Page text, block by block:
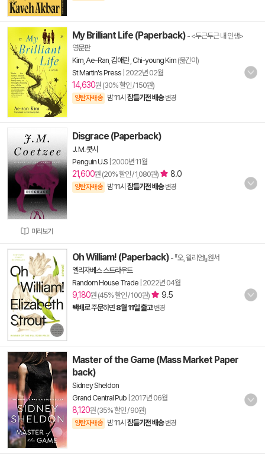
My Brilliant Life (Paperback) - <두근두근 내 인생>
영문판
Kim, Ae-Ran 김애란, Chi-young Kim (옮긴이)
St Martin's Press 2022년 02월
14,630원 (30% 할인 / 150원)
양탄자배송 밤 11시 잠들기전 배송 변경
미리보기
Disgrace (Paperback)
J. M. 쿳시
Penguin U.S 2000년 11월
21,600원 (20% 할인 / 1,080원) 8.0
양탄자배송 밤 11시 잠들기전 배송 변경
Oh William! (Paperback) - 『오, 윌리엄!』원서
엘리자베스 스트라우트
Random House Trade 2022년 04월
9,180원 (45% 할인 / 100원) 9.5
택배로 주문하면 8월 11일 출고 변경
Master of the Game (Mass Market Paper
back)
Sidney Sheldon
Grand Central Pub 2017년 06월
8,120원 (35% 할인 / 90원)
양탄자배송 밤 11시 잠들기전 배송 변경